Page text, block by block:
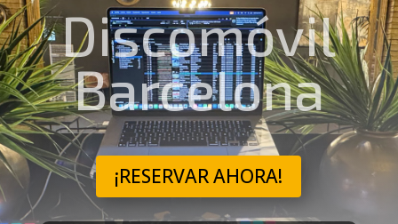
Discomóvil
Barcelona
¡RESERVAR AHORA!